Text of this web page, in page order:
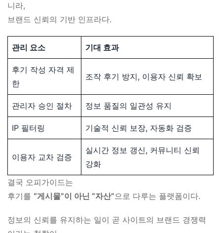
니라,
브랜드 신뢰의 기반 인프라다.
관리 요소 기대 효과
후기 작성 자격 제
한
조작 후기 방지, 이용자 신뢰 확보
관리자 승인 절차 정보 품질의 일관성 유지
IP 필터링 기술적 신뢰 보장, 자동화 검증
이용자 교차 검증
실시간 정보 갱신, 커뮤니티 신뢰
강화
결국 오피가이드는
후기를 “게시물”이 아닌 “자산”으로 다루는 플랫폼이다.
정보의 신뢰를 유지하는 일이 곧 사이트의 브랜드 경쟁력